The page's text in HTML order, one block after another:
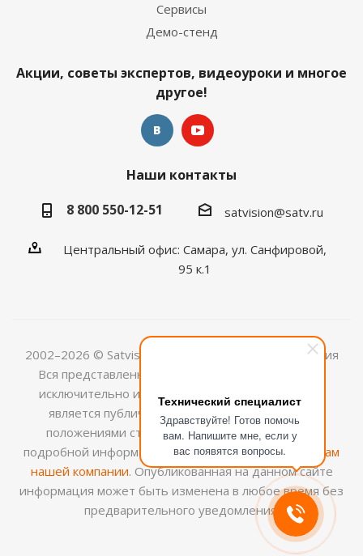
Технический специалист
Здравствуйте! Готов помочь
вам. Напишите мне, если у
вас появятся вопросы.
Сервисы
Демо-стенд
Акции, советы экспертов, видеоуроки и многое
другое!
Наши контакты
8 800 550-12-51
satvision@satv.ru
Центральный офис: Самара, ул. Санфировой,
95 к.1
2002–2026 © Satvision — системы видеонаблюдения
Вся представленная на сайте информация носит
исключительно информационный характер и не
является публичной офертой, определяемой
положениями ст.437 (2) ГК РФ. Для получения
подробной информации обращайтесь кменеджерам
нашей компании. Опубликованная на данном сайте
информация может быть изменена в любое время без
предварительного уведомления.